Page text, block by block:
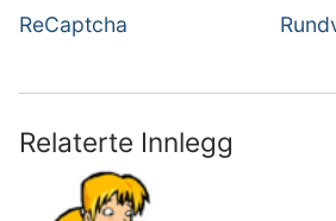
Forrige
ReCaptcha
Neste
Relaterte Innlegg